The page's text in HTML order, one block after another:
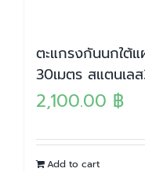
ตะแกรงกันนกใต้
30เมตร สแตนเล
2,100.00 ฿
Add to cart